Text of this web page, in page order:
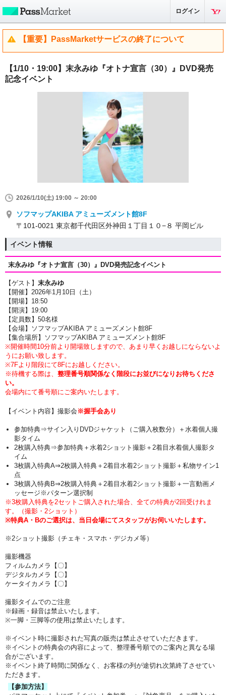
ログイン
【重要】PassMarketサービスの終了について
【1/10・19:00】末永みゆ『オトナ宣言（30）』DVD発売
記念イベント
2026/1/10(土) 19:00 ～ 20:00
ソフマップAKIBA アミューズメント館8F
〒101-0021 東京都千代田区外神田１丁目１０−８ 平岡ビル
イベント情報
末永みゆ『オトナ宣言（30）』 DVD発売記念イベント
【ゲスト】 末永みゆ
【開催】2026年1月10日（土）
【開場】18:50
【開演】19:00
【定員数】50名様
【会場】ソフマップAKIBA アミューズメント館8F
【集合場所】ソフマップAKIBA アミューズメント館8F
※開催時間10分前より開場致しますので、あまり早くお越しにならないよ
うにお願い致します。
※7Fより階段にて8Fにお越しください。
※待機する際は、 整理番号順関係なく階段にお並びになりお待ちくださ
い。
会場内にて番号順にご案内いたします。
【イベント内容】撮影会 ※握手会あり
参加特典⇒サイン入りDVDジャケット（ご購入枚数分）＋ 水着個人撮
影タイム
2枚購入特典⇒参加特典 ＋水着2ショット撮影＋2着目水着個人撮影タ
イム
3枚購入特典A⇒2枚購入特典＋2着目水着2ショット撮影＋私物サイン1
点
3枚購入特典B⇒2枚購入特典＋2着目水着2ショット撮影＋一言動画メ
ッセージ※パターン選択制
※3枚購入特典を2セットご購入された場合、全ての特典が2回受けれま
す。（撮影・2ショット）
※特典A・Bのご選択は、当日会場にてスタッフがお伺いいたします。
※2ショット撮影（チェキ・スマホ・デジカメ等）
撮影機器
フィルムカメラ【〇】
デジタルカメラ【〇】
ケータイカメラ【〇】
撮影タイムでのご注意
※録画・録音は禁止いたします。
※一脚・三脚等の使用は禁止いたします。
※イベント時に撮影された写真の販売は禁止させていただきます。
※イベントの特典会の内容によって、整理番号順でのご案内と異なる場
合がございます。
※イベント終了時間に関係なく、お客様の列が途切れ次第終了させてい
ただきます。
【参加方法】